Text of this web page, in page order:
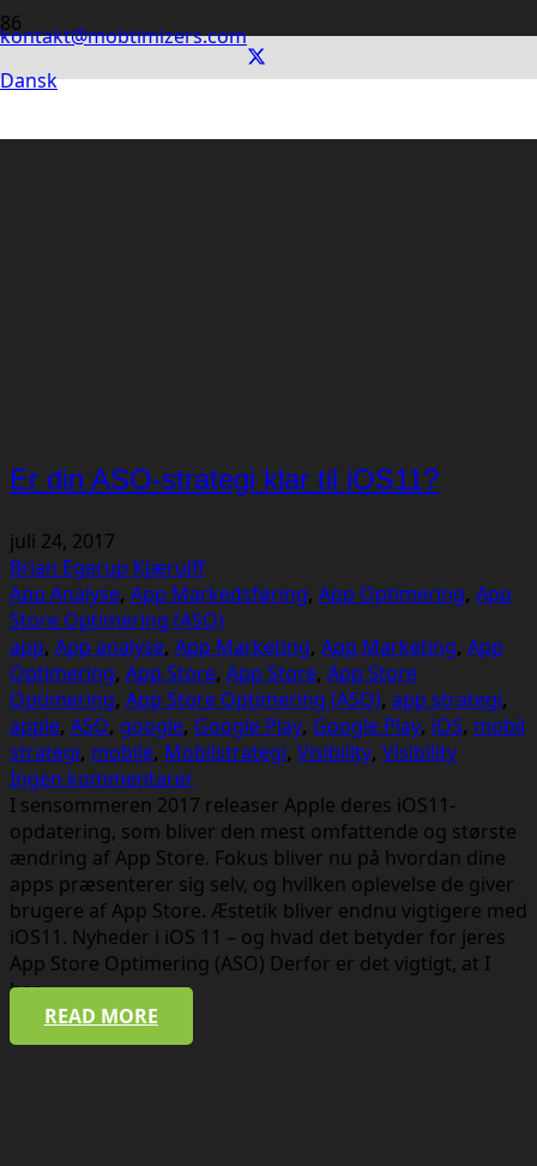
kontakt@mobtimizers.com
Dansk
Er din ASO-strategi klar til iOS11?
juli 24, 2017
Brian Egerup Kjærulff
App Analyse, App Markedsføring, App Optimering, App
Store Optimering (ASO)
app, App analyse, App Marketing, App Marketing, App
Optimering, App Store, App Store, App Store
Optimering, App Store Optimering (ASO), app strategi,
apple, ASO, google, Google Play, Google Play, iOS, mobil
strategi, mobile, Mobilstrategi, Visibility, Visibility
Ingen kommentarer
I sensommeren 2017 releaser Apple deres iOS11-
opdatering, som bliver den mest omfattende og største
ændring af App Store. Fokus bliver nu på hvordan dine
apps præsenterer sig selv, og hvilken oplevelse de giver
brugere af App Store. Æstetik bliver endnu vigtigere med
iOS11. Nyheder i iOS 11 – og hvad det betyder for jeres
App Store Optimering (ASO) Derfor er det vigtigt, at I
har…
READ MORE